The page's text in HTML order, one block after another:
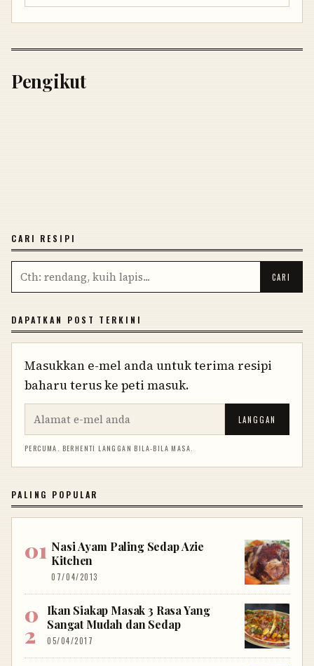
Pengikut
CARI RESIPI
DAPATKAN POST TERKINI
Masukkan e-mel anda untuk terima resipi
baharu terus ke peti masuk.
LANGGAN
PERCUMA. BERHENTI LANGGAN BILA-BILA MASA.
PALING POPULAR
Nasi Ayam Paling Sedap Azie
Kitchen
07/04/2013
Ikan Siakap Masak 3 Rasa Yang
Sangat Mudah dan Sedap
05/04/2017